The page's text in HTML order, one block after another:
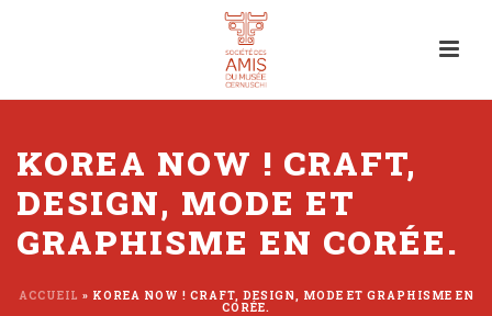
KOREA NOW ! CRAFT,
DESIGN, MODE ET
GRAPHISME EN CORÉE.
ACCUEIL » KOREA NOW ! CRAFT, DESIGN, MODE ET GRAPHISME EN
CORÉE.